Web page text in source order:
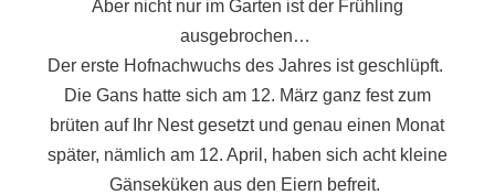
Aber nicht nur im Garten ist der Frühling
ausgebrochen…
Der erste Hofnachwuchs des Jahres ist geschlüpft.
Die Gans hatte sich am 12. März ganz fest zum
brüten auf Ihr Nest gesetzt und genau einen Monat
später, nämlich am 12. April, haben sich acht kleine
Gänseküken aus den Eiern befreit.